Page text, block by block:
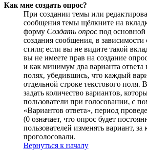
Как мне создать опрос?
При создании темы или
сообщения темы щёлкните на
форму Создать опрос под
создания сообщения, в зависимости
стиля; если вы не видите такой
вы не имеете прав на создание
и как минимум два варианта ответа
полях, убедившись, что каждый
отдельной строке текстового поля.
задать количество вариантов,
пользователи при голосовании, с
«Вариантов ответа», период
(0 означает, что опрос будет
пользователей изменять вариант,
проголосовали.
Вернуться к началу